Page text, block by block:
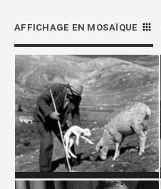
AFFICHAGE EN MOSAÏQUE
ANIMAUX - LA